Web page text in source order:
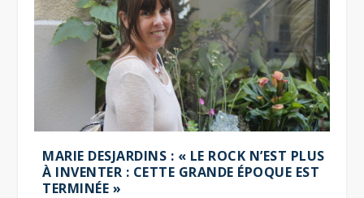
MARIE DESJARDINS : « LE ROCK N’EST PLUS
À INVENTER : CETTE GRANDE ÉPOQUE EST
TERMINÉE »